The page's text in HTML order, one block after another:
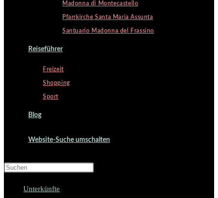
Madonna di Montecastello
Pfarrkirche Santa Maria Assunta
Santuario Madonna del Frassino
Reiseführer
Freizeit
Shopping
Sport
Blog
Website-Suche umschalten
Unterkünfte